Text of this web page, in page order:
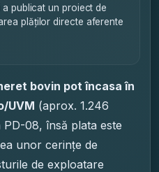
a publicat un proiect de
plăților directe aferente
bovin pot încasa în
UVM (aprox. 1.246
08, însă plata este
unor cerințe de
de exploatare